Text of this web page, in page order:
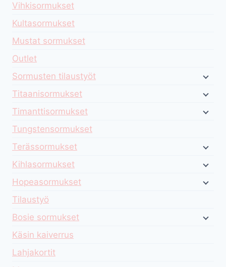
Vihkisormukset
Kultasormukset
Mustat sormukset
Outlet
Sormusten tilaustyöt
Titaanisormukset
Timanttisormukset
Tungstensormukset
Terässormukset
Kihlasormukset
Hopeasormukset
Tilaustyö
Bosie sormukset
Käsin kaiverrus
Lahjakortit